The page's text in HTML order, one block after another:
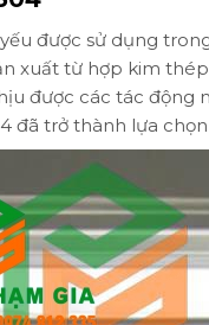
được sử dụng
xuất từ hợp kim
được các tác động
đã trở thành lựa